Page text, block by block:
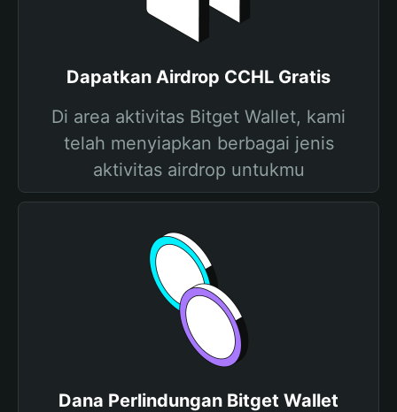
Dapatkan Airdrop CCHL Gratis
Di area aktivitas Bitget Wallet, kami
telah menyiapkan berbagai jenis
aktivitas airdrop untukmu
Dana Perlindungan Bitget Wallet